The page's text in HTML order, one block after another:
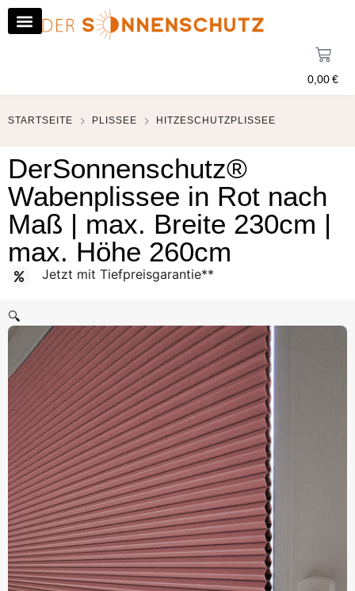
0,00€
STARTSEITE PLISSEE HITZESCHUTZPLISSEE
DerSonnenschutz®
Wabenplissee in Rot nach
Maß | max. Breite 230cm |
max. Höhe 260cm
Jetzt mit Tiefpreisgarantie**
🔍